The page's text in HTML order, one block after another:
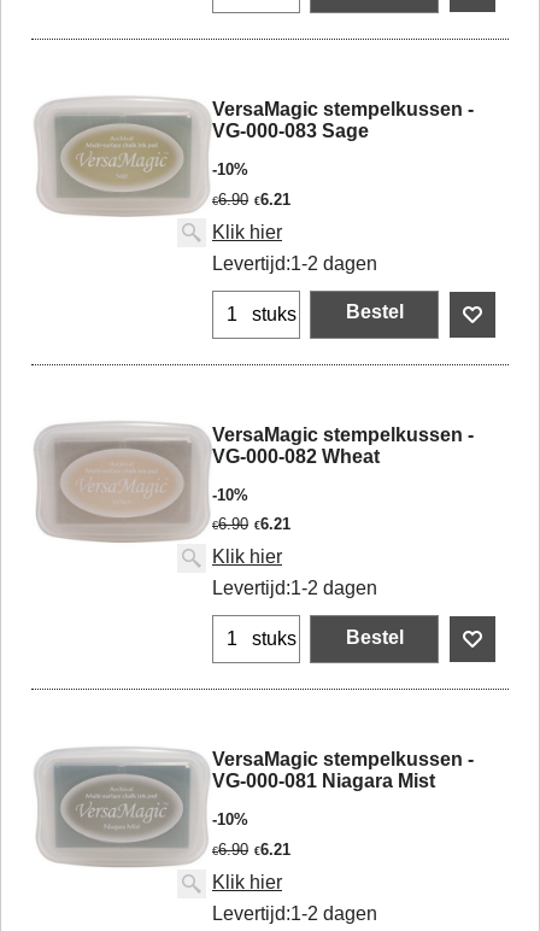
VersaMagic stempelkussen -
VG-000-083 Sage
-10%
€6.90 €6.21
Klik hier
Levertijd:1-2 dagen
stuks Bestel
VersaMagic stempelkussen -
VG-000-082 Wheat
-10%
€6.90 €6.21
Klik hier
Levertijd:1-2 dagen
stuks Bestel
VersaMagic stempelkussen -
VG-000-081 Niagara Mist
-10%
€6.90 €6.21
Klik hier
Levertijd:1-2 dagen